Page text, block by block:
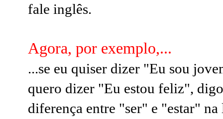
fale inglês.
Agora, por exemplo,...
...se eu quiser dizer "Eu sou
quero dizer "Eu estou feliz",
diferença entre "ser" e "estar"